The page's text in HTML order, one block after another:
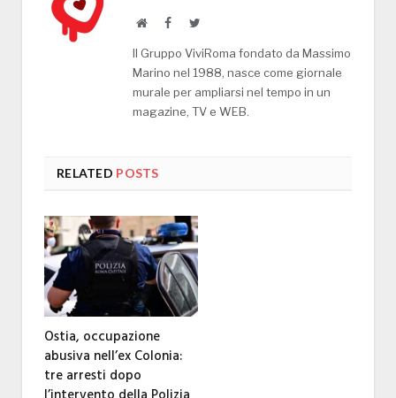
WebsiteFacebookTwitter
Il Gruppo ViviRoma fondato da Massimo
Marino nel 1988, nasce come giornale
murale per ampliarsi nel tempo in un
magazine, TV e WEB.
RELATED POSTS
Ostia, occupazione
abusiva nell’ex Colonia:
tre arresti dopo